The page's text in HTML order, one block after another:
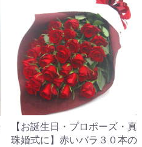
【お誕生日・プロポーズ・真
珠婚式に】赤いバラ３０本の